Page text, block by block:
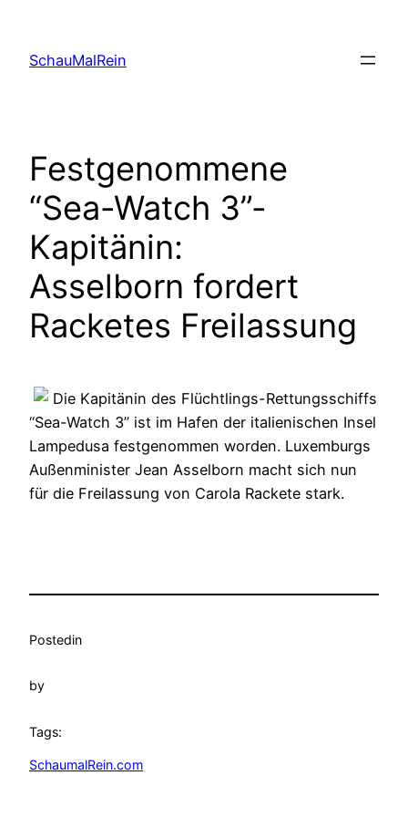
content
SchauMalRein
Festgenommene
“Sea-Watch 3”-
Kapitänin:
Asselborn fordert
Racketes Freilassung
Die Kapitänin des Flüchtlings-Rettungsschiffs
“Sea-Watch 3” ist im Hafen der italienischen Insel
Lampedusa festgenommen worden. Luxemburgs
Außenminister Jean Asselborn macht sich nun
für die Freilassung von Carola Rackete stark.
Postedin
by
Tags:
SchaumalRein.com